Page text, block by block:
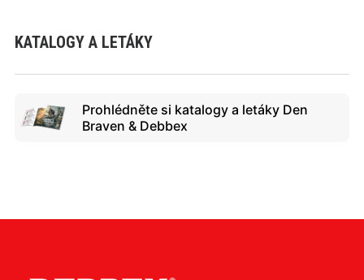
KATALOGY A LETÁKY
Prohlédněte si katalogy a letáky Den
Braven & Debbex